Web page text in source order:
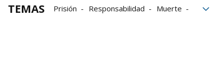
TEMAS Prisión Responsabilidad
Muerte